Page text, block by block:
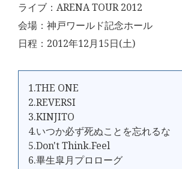
ライブ：ARENA TOUR 2012
会場：神戸ワールド記念ホール
日程：2012年12月15日(土)
1.THE ONE
2.REVERSI
3.KINJITO
4.いつか必ず死ぬことを忘れるな
5.Don't Think.Feel
6.畢生皐月プロローグ